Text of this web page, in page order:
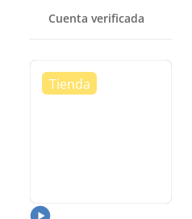
300KG por nivel
Cuenta verificada